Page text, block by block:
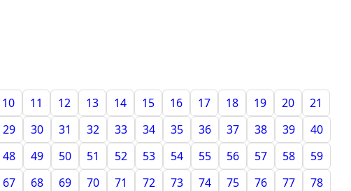
10 11 12 13 14 15 16 17 18 19 20
21
29 30 31 32 33 34 35 36 37 38 39
40
48 49 50 51 52 53 54 55 56 57 58
59
67 68 69 70 71 72 73 74 75 76 77
78